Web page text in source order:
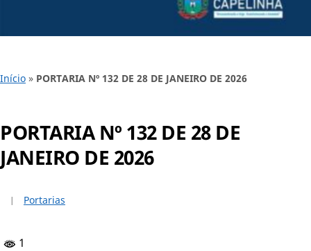
Início » PORTARIA Nº 132 DE 28 DE JANEIRO DE 2026
PORTARIA Nº 132 DE 28 DE
JANEIRO DE 2026
Portarias
1